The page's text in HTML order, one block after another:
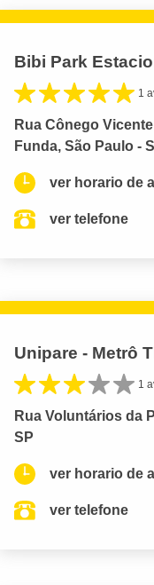
Bibi Park
1
Rua Cônego
Funda, São Paulo -
ver horario de
ver telefone
Unipare - Metrô
1
Rua Voluntários da
SP
ver horario de
ver telefone